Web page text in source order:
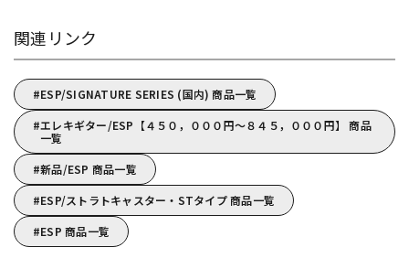
関連リンク
ESP/SIGNATURE SERIES (国内) 商品一覧
エレキギター/ESP【４５０，０００円～８４５，０００円】 商品
一覧
新品/ESP 商品一覧
ESP/ストラトキャスター・STタイプ 商品一覧
ESP 商品一覧